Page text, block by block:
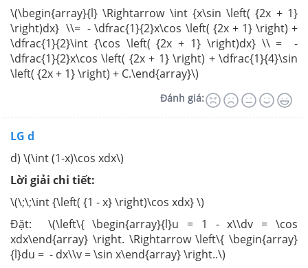
\(\begin{array}{l} \Rightarrow \int {x\sin \left( {2x + 1}
\right)dx} \\= - \dfrac{1}{2}x\cos \left( {2x + 1} \right) +
\dfrac{1}{2}\int {\cos \left( {2x + 1} \right)dx} \\ = -
\dfrac{1}{2}x\cos \left( {2x + 1} \right) + \dfrac{1}{4}\sin
\left( {2x + 1} \right) + C.\end{array}\)
Đánh giá:
LG d
d) \(\int (1-x)\cos xdx\)
Lời giải chi tiết:
\(\;\;\int {\left( {1 - x} \right)\cos xdx} \)
Đặt: \(\left\{ \begin{array}{l}u = 1 - x\\dv = \cos
xdx\end{array} \right. \Rightarrow \left\{ \begin{array}
{l}du = - dx\\v = \sin x\end{array} \right..\)